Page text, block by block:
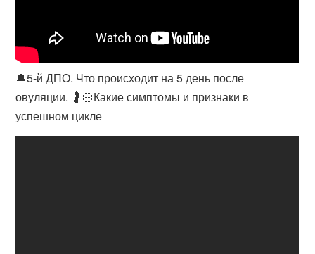
🔔5-й ДПО. Что происходит на 5 день после
овуляции. 🤰🏻Какие симптомы и признаки в
успешном цикле